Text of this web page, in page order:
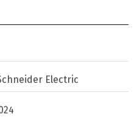
Electric